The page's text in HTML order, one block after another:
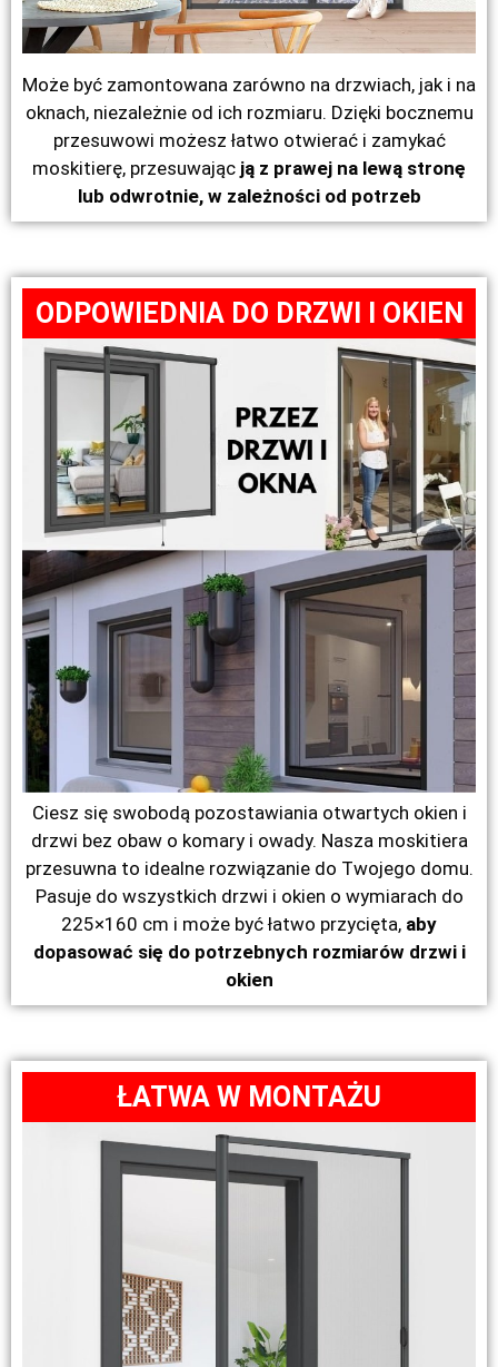
Może być zamontowana zarówno na drzwiach, jak i na
oknach, niezależnie od ich rozmiaru. Dzięki bocznemu
przesuwowi możesz łatwo otwierać i zamykać
moskitierę, przesuwając ją z prawej na lewą stronę
lub odwrotnie, w zależności od potrzeb
ODPOWIEDNIA DO DRZWI I OKIEN
Ciesz się swobodą pozostawiania otwartych okien i
drzwi bez obaw o komary i owady. Nasza moskitiera
przesuwna to idealne rozwiązanie do Twojego domu.
Pasuje do wszystkich drzwi i okien o wymiarach do
225×160 cm i może być łatwo przycięta, aby
dopasować się do potrzebnych rozmiarów drzwi i
okien
ŁATWA W MONTAŻU